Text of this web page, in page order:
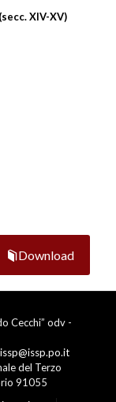
XIV-XV)
Download
Cecchi” odv -
issp@issp.po.it
del Terzo
91055